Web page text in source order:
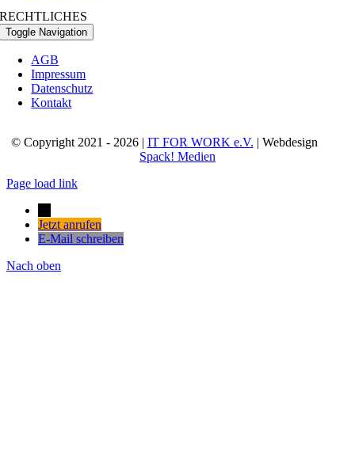
RECHTLICHES
Toggle Navigation
AGB
Impressum
Datenschutz
Kontakt
© Copyright 2021 - 2026 | IT FOR WORK e.V. | Webdesign
Spack! Medien
Page load link
Jetzt anrufen
E-Mail schreiben
Nach oben